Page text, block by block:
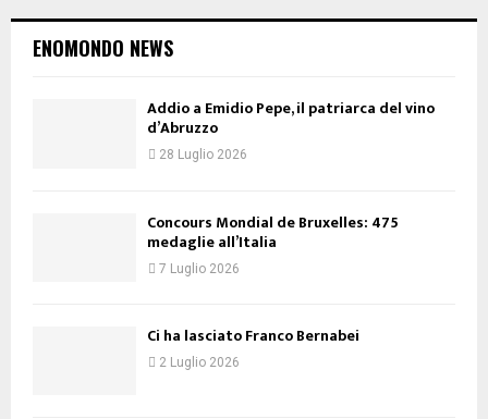
ENOMONDO NEWS
Addio a Emidio Pepe, il patriarca del vino
d’Abruzzo
28 Luglio 2026
Concours Mondial de Bruxelles: 475
medaglie all’Italia
7 Luglio 2026
Ci ha lasciato Franco Bernabei
2 Luglio 2026